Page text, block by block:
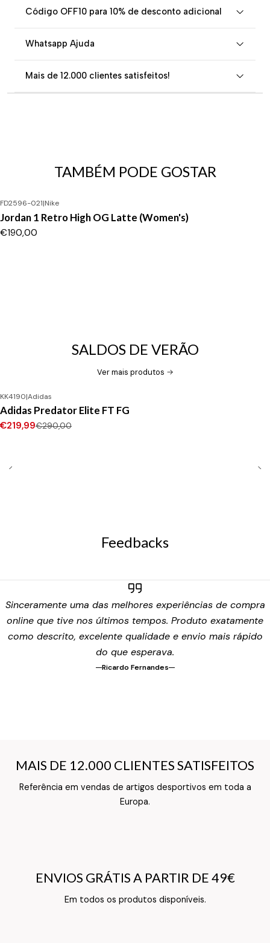
Código OFF10 para 10% de desconto adicional
Whatsapp Ajuda
Mais de 12.000 clientes satisfeitos!
TAMBÉM PODE GOSTAR
FD2596-021|Nike
Jordan 1 Retro High OG Latte (Women's)
€190,00
SALDOS DE VERÃO
Ver mais produtos
-24%DESCONTO
Novo
KK4190|Adidas
Adidas Predator Elite FT FG
€219,99€290,00
Feedbacks
Sinceramente uma das melhores experiências de compra
online que tive nos últimos tempos. Produto exatamente
como descrito, excelente qualidade e envio mais rápido
do que esperava.
Ricardo Fernandes
MAIS DE 12.000 CLIENTES SATISFEITOS
Referência em vendas de artigos desportivos em toda a
Europa.
MAIS DE 12.000 CLIENTES SATISFEITOS
Texto do Verso do Cartão de Informação
ENVIOS GRÁTIS A PARTIR DE 49€
Em todos os produtos disponíveis.
ENVIOS GRÁTIS A PARTIR DE 49€
Texto do Verso do Cartão de Informação